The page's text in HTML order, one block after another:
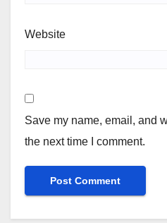
Website
Save my name, email, and
the next time I comment.